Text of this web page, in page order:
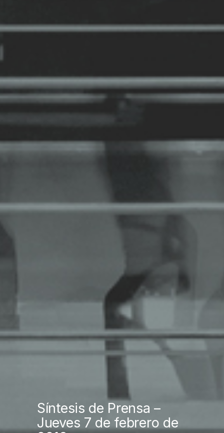
Síntesis de Prensa –
Jueves 7 de febrero de